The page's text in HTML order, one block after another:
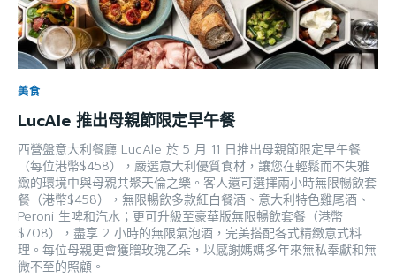
美食
LucAle 推出母親節限定早午餐
西營盤意大利餐廳 LucAle 於 5 月 11 日推出母親節限定早午餐
（每位港幣$458），嚴選意大利優質食材，讓您在輕鬆而不失雅
緻的環境中與母親共聚天倫之樂。客人還可選擇兩小時無限暢飲套
餐（港幣$458），無限暢飲多款紅白餐酒、意大利特色雞尾酒、
Peroni 生啤和汽水；更可升級至豪華版無限暢飲套餐（港幣
$708），盡享 2 小時的無限氣泡酒，完美搭配各式精緻意式料
理。每位母親更會獲贈玫瑰乙朵，以感謝媽媽多年來無私奉獻和無
微不至的照顧。